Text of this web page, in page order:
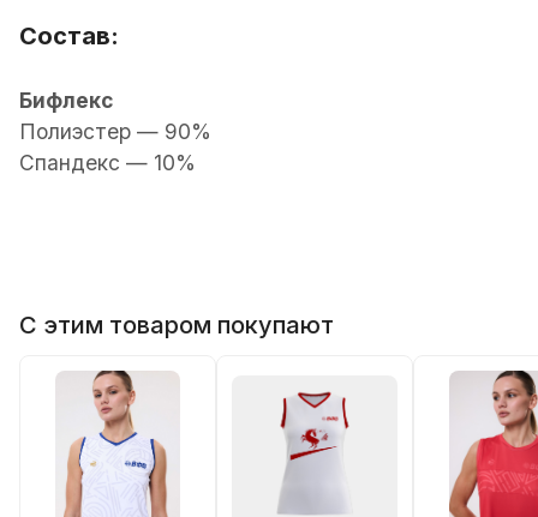
Состав:
Бифлекс
Полиэстер — 90%
Спандекс — 10%
С этим товаром покупают